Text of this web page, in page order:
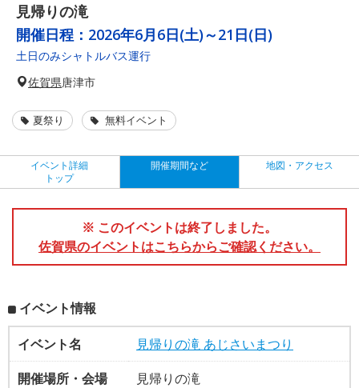
見帰りの滝
開催日程： 2026年6月6日(土)～21日(日)
土日のみシャトルバス運行
佐賀県唐津市
夏祭り 無料イベント
イベント詳細
トップ
開催期間など 地図・アクセス
※ このイベントは終了しました。
佐賀県のイベントはこちらからご確認ください。
イベント情報
イベント名
見帰りの滝 あじさいまつり
開催場所・会場
見帰りの滝